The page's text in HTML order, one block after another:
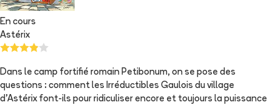
En cours
Astérix
Dans le camp fortifié romain Petibonum, on se pose des
questions : comment les Irréductibles Gaulois du village
d’Astérix font-ils pour ridiculiser encore et toujours la puissance